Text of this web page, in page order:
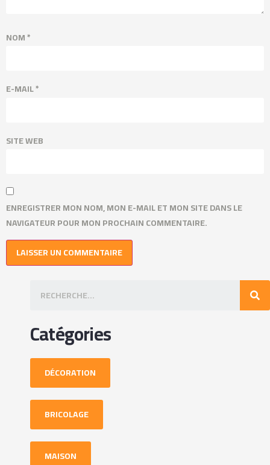
NOM*
E-MAIL*
SITE WEB
ENREGISTRER MON NOM, MON E-MAIL ET MON SITE DANS LE
NAVIGATEUR POUR MON PROCHAIN COMMENTAIRE.
Catégories
DÉCORATION
BRICOLAGE
MAISON